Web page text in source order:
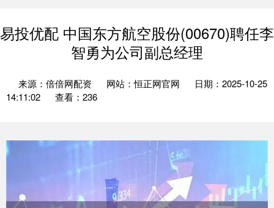
易投优配 中国东方航空股份(00670)聘任李
智勇为公司副总经理
来源：倍倍网配资 网站：恒正网官网
日期：2025-10-25
14:11:02
查看：236